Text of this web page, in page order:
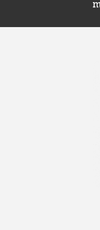
Перейти к основному